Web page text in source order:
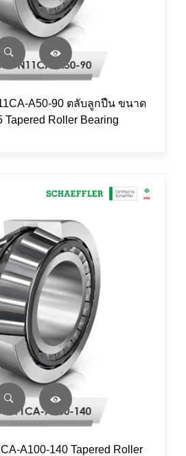
A50-90 ตลับลูกปืน ขนาด
Tapered Roller Bearing
A100-140 Tapered Roller